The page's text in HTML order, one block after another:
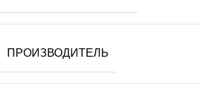
ПРОИЗВОДИТЕЛЬ